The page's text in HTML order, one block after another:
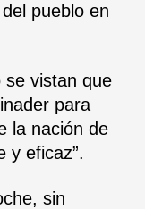
pueblo en
se vistan que
para
la nación de
y eficaz”.
sin